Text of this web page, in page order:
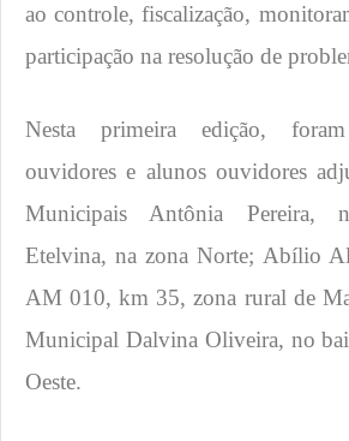
ao controle, fiscalização,
participação na resolução de
Nesta primeira edição,
ouvidores e alunos ouvidores
Municipais Antônia Pereira,
Etelvina, na zona Norte; Abílio
AM 010, km 35, zona rural de
Municipal Dalvina Oliveira, no
Oeste.